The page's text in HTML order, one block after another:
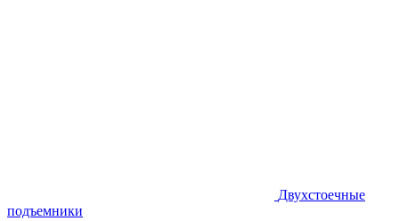
Двухстоечные
подъемники